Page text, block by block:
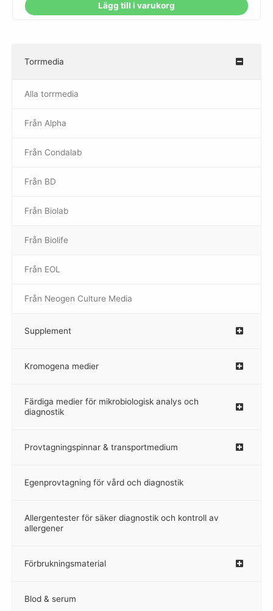
Lägg till i varukorg
Torrmedia
–
Alla torrmedia
Från Alpha
–
Från Condalab
Från BD
Från Biolab
–
Från Biolife
–
Från EOL
–
Från Neogen Culture Media
–
Supplement
–
Kromogena medier
–
Färdiga medier för mikrobiologisk analys och
diagnostik
Provtagningspinnar & transportmedium
–
Egenprovtagning för vård och diagnostik
–
Allergentester för säker diagnostik och kontroll av
allergener
–
Förbrukningsmaterial
Blod & serum